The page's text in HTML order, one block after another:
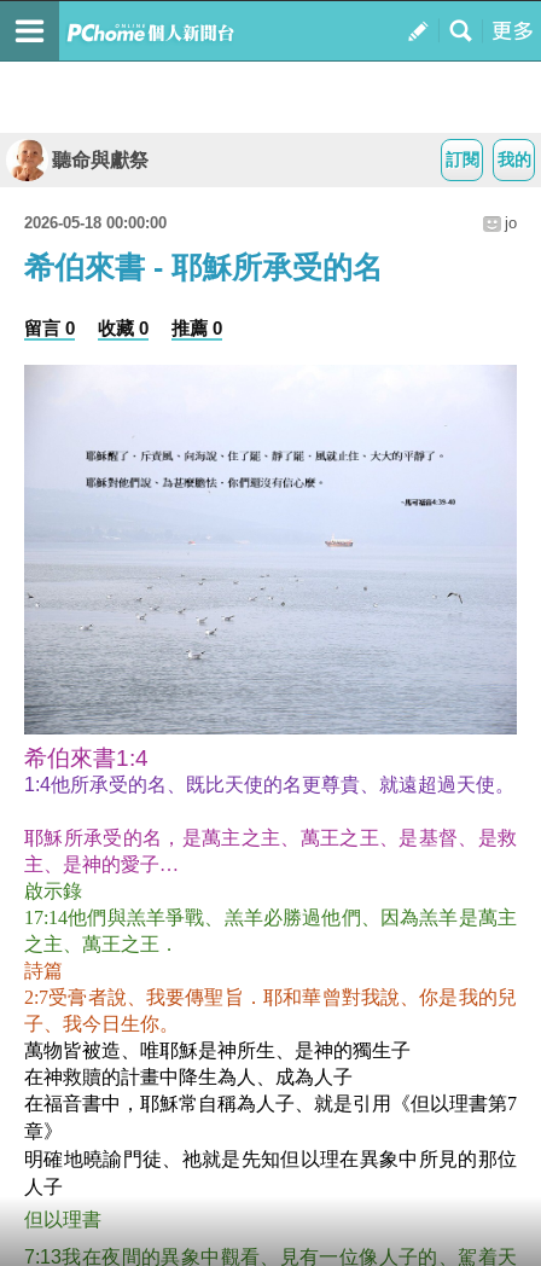
我的
訂閱
聽命與獻祭
2026-05-18 00:00:00 jo
希伯來書 - 耶穌所承受的名
留言 0 收藏 0 推薦 0
希伯來書1:4
1:4他所承受的名、既比天使的名更尊貴、就遠超過天使。
耶穌所承受的名，是萬主之主、萬王之王、是基督、是救
主、是神的愛子…
啟示錄
17:14他們與羔羊爭戰、羔羊必勝過他們、因為羔羊是萬主
之主、萬王之王．
詩篇
2:7受膏者說、我要傳聖旨．耶和華曾對我說、你是我的兒
子、我今日生你。
萬物皆被造、唯耶穌是神所生、是神的獨生子
在神救贖的計畫中降生為人、成為人子
在福音書中，耶穌常自稱為人子、就是引用《但以理書第7
章》
明確地曉諭門徒、祂就是先知但以理在異象中所見的那位
人子
但以理書
7:13我在夜間的異象中觀看、見有一位像人子的、駕着天